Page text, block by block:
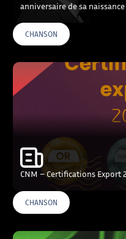
anniversaire de sa naissance
CHANSON
CNM – Certifications Export
CHANSON